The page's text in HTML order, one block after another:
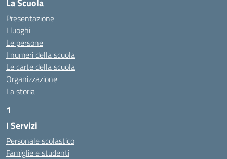
La Scuola
Presentazione
I luoghi
Le persone
I numeri della scuola
Le carte della scuola
Organizzazione
La storia
1
https://alwacomputer.id/contact/
https://blog.heptanalytics.com/flask-plotly-dashboard/
https://cambui.flyworld.com.br/
I Servizi
Personale scolastico
Famiglie e studenti